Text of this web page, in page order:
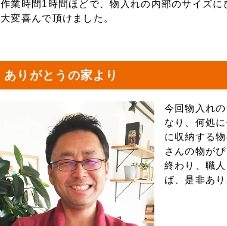
作業時間1時間ほどで、物入れの内部のサイズ
大変喜んで頂けました。
ありがとうの家より
今回物入れ
なり、何処
に収納する
さんの物が
終わり、職
ば、是非あ